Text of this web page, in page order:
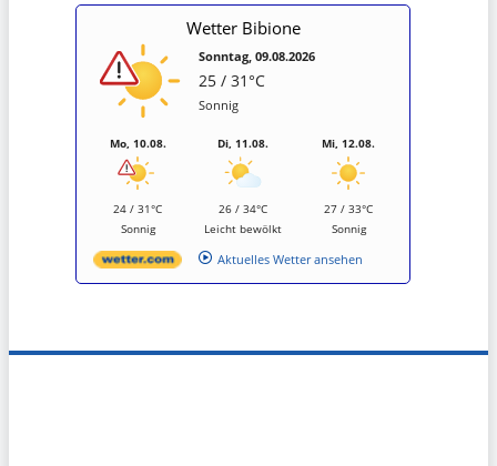
Wetter Bibione
Sonntag, 09.08.2026
25 / 31°C
Sonnig
Mo, 10.08.
24 / 31°C
Sonnig
Di, 11.08.
26 / 34°C
Leicht bewölkt
Mi, 12.08.
27 / 33°C
Sonnig
Aktuelles Wetter ansehen